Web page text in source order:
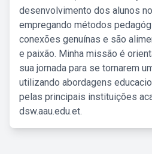
desenvolvimento dos alunos
empregando métodos
conexões genuínas e são
e paixão. Minha missão é
sua jornada para se tornarem
utilizando abordagens
pelas principais instituições
dsw.aau.edu.et.